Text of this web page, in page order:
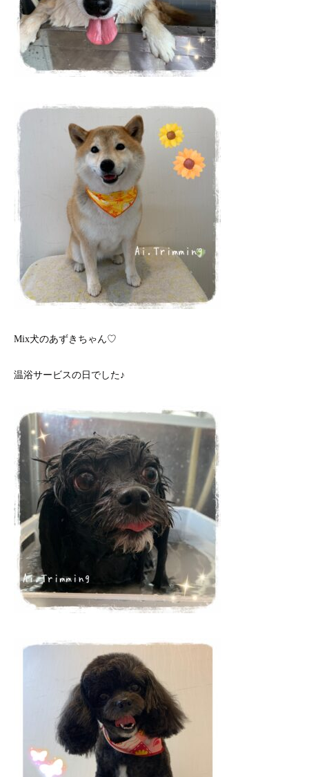
Mix犬のあずきちゃん♡
温浴サービスの日でした♪